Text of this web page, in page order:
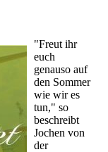
"Freut ihr
euch
genauso auf
den Sommer
wie wir es
tun," so
beschreibt
Jochen von
der